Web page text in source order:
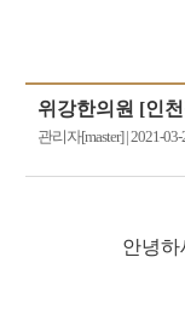
위강한의원 [인
관리자[master]|2021-03-
안녕하